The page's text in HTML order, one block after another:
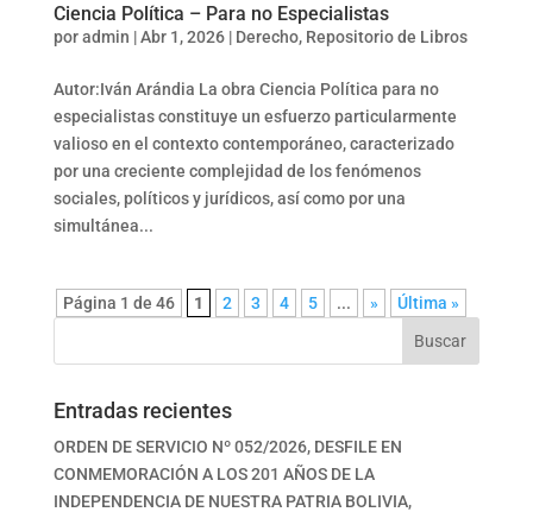
Ciencia Política – Para no Especialistas
poradmin |Abr 1, 2026| Derecho, Repositorio de Libros
Autor:Iván Arándia La obra Ciencia Política para no
especialistas constituye un esfuerzo particularmente
valioso en el contexto contemporáneo, caracterizado
por una creciente complejidad de los fenómenos
sociales, políticos y jurídicos, así como por una
simultánea...
Página 1 de 46 1 2 3 4 5 ... »
Última »
Buscar
Entradas recientes
ORDEN DE SERVICIO Nº 052/2026, DESFILE EN
CONMEMORACIÓN A LOS 201 AÑOS DE LA
INDEPENDENCIA DE NUESTRA PATRIA BOLIVIA,